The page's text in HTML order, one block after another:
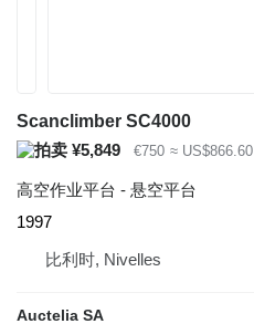
Scanclimber SC4000
¥5,849
€750 ≈ US$866.60
高空作业平台 - 悬空平台
1997
比利时, Nivelles
Auctelia SA